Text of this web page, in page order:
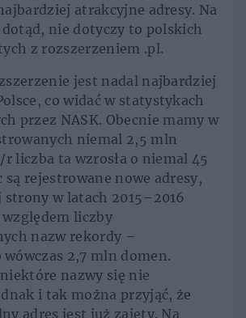
atrakcyjne adresy. Na
dotąd, nie dotyczy to polskich
z rozszerzeniem .pl.
jest nadal najbardziej
co widać w statystykach
przez NASK. Obecnie mamy w
niemal 2,5 mln
liczba ta wzrosła o niemal 45
są rejestrowane nowe adresy,
strony w latach 2015–2016
liczby
nazw rekordy –
2,7 mln domen.
nazwy się nie
i tak można przyjąć, że
adres jest już zajęty. Na